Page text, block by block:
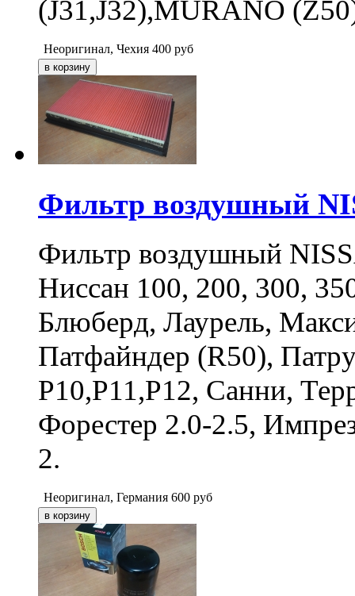
(J31,J32),MURANO
Неоригинал, Чехия 400 руб
Фильтр воздушный
Фильтр воздушный
Ниссан 100, 200, 300,
Блюберд, Лаурель,
Патфайндер (R50),
P10,P11,P12, Санни,
Форестер 2.0-2.5,
2.
Неоригинал, Германия 600 руб